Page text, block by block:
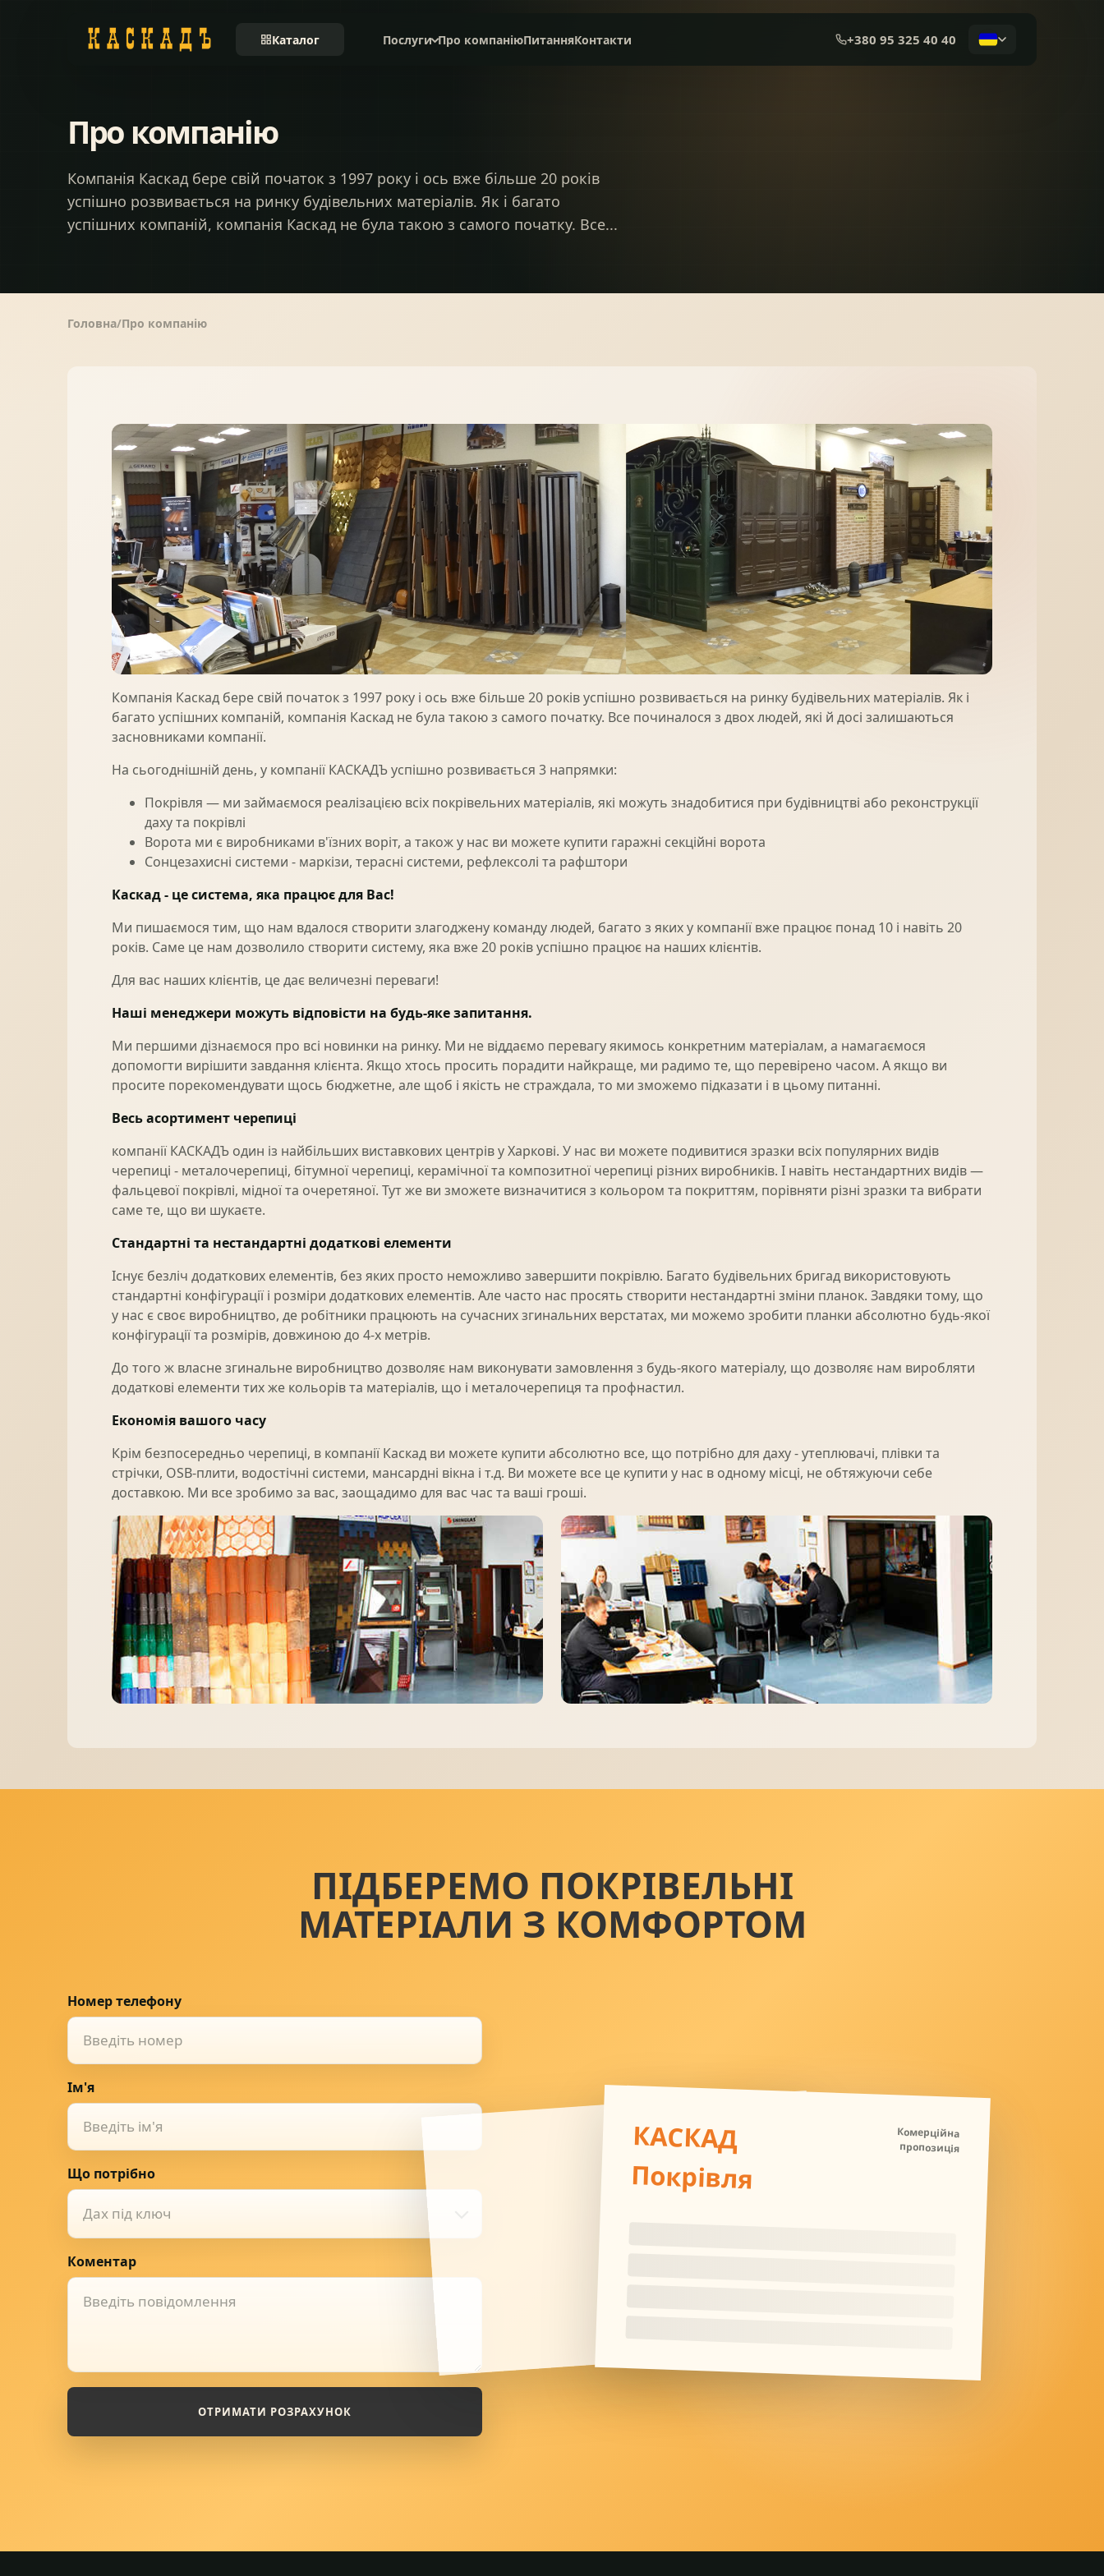
Каталог Послуги Про компаніюПитанняКонтакти +380 95 325 40 40
комплектуючі
03 Заборы
05 Вікна та сходи
07 Солнце защита
08 Навіси з полікарбонату
НАТУРАЛЬНА ЧЕРЕПИЦЯ СЛАНЦЕВА ПОКРІВЛЯ
БІТУМНА ЧЕРЕПИЦЯ МЕТАЛОЧЕРЕПИЦЯ МЕМБРАННА ПОКРІВЛЯ
ПОКРІВЕЛЬНА ШАШКА ПІДШИВИ
Про компанію
Компанія Каскад бере свій початок з 1997 року і ось вже більше 20 років
успішно розвивається на ринку будівельних матеріалів. Як і багато
успішних компаній, компанія Каскад не була такою з самого початку. Все...
Головна Про компанію
Компанія Каскад бере свій початок з 1997 року і ось вже більше 20 років успішно розвивається на ринку будівельних матеріалів. Як і
багато успішних компаній, компанія Каскад не була такою з самого початку. Все починалося з двох людей, які й досі залишаються
засновниками компанії.
На сьогоднішній день, у компанії КАСКАДЪ успішно розвивається 3 напрямки:
Покрівля — ми займаємося реалізацією всіх покрівельних матеріалів, які можуть знадобитися при будівництві або реконструкції
даху та покрівлі
Ворота ми є виробниками в'їзних воріт, а також у нас ви можете купити гаражні секційні ворота
Сонцезахисні системи - маркізи, терасні системи, рефлексолі та рафштори
Каскад - це система, яка працює для Вас!
Ми пишаємося тим, що нам вдалося створити злагоджену команду людей, багато з яких у компанії вже працює понад 10 і навіть 20
років. Саме це нам дозволило створити систему, яка вже 20 років успішно працює на наших клієнтів.
Для вас наших клієнтів, це дає величезні переваги!
Наші менеджери можуть відповісти на будь-яке запитання.
Ми першими дізнаємося про всі новинки на ринку. Ми не віддаємо перевагу якимось конкретним матеріалам, а намагаємося
допомогти вирішити завдання клієнта. Якщо хтось просить порадити найкраще, ми радимо те, що перевірено часом. А якщо ви
просите порекомендувати щось бюджетне, але щоб і якість не страждала, то ми зможемо підказати і в цьому питанні.
Весь асортимент черепиці
компанії КАСКАДЪ один із найбільших виставкових центрів у Харкові. У нас ви можете подивитися зразки всіх популярних видів
черепиці - металочерепиці, бітумної черепиці, керамічної та композитної черепиці різних виробників. І навіть нестандартних видів —
фальцевої покрівлі, мідної та очеретяної. Тут же ви зможете визначитися з кольором та покриттям, порівняти різні зразки та вибрати
саме те, що ви шукаєте.
Стандартні та нестандартні додаткові елементи
Існує безліч додаткових елементів, без яких просто неможливо завершити покрівлю. Багато будівельних бригад використовують
стандартні конфігурації і розміри додаткових елементів. Але часто нас просять створити нестандартні зміни планок. Завдяки тому, що
у нас є своє виробництво, де робітники працюють на сучасних згинальних верстатах, ми можемо зробити планки абсолютно будь-якої
конфігурації та розмірів, довжиною до 4-х метрів.
До того ж власне згинальне виробництво дозволяє нам виконувати замовлення з будь-якого матеріалу, що дозволяє нам виробляти
додаткові елементи тих же кольорів та матеріалів, що і металочерепиця та профнастил.
Економія вашого часу
Крім безпосередньо черепиці, в компанії Каскад ви можете купити абсолютно все, що потрібно для даху - утеплювачі, плівки та
стрічки, OSB-плити, водостічні системи, мансардні вікна і т.д. Ви можете все це купити у нас в одному місці, не обтяжуючи себе
доставкою. Ми все зробимо за вас, заощадимо для вас час та ваші гроші.
ПІДБЕРЕМО ПОКРІВЕЛЬНІ
МАТЕРІАЛИ З КОМФОРТОМ
Номер телефону
Ім'я
Що потрібно
Дах під ключ
Коментар
ОТРИМАТИ РОЗРАХУНОК
КАСКАД
Покрівля
Комерційна
пропозиція